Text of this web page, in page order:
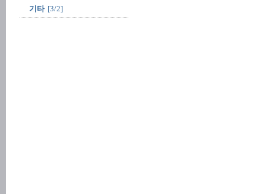
기타 [3/2]